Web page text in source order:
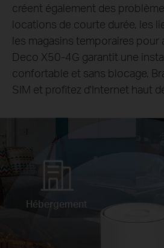
créent également des
locations de courte durée, les
les magasins temporaires pour
Deco X50-4G garantit une
confortable et sans blocage.
SIM et profitez d'Internet haut
Hébergement